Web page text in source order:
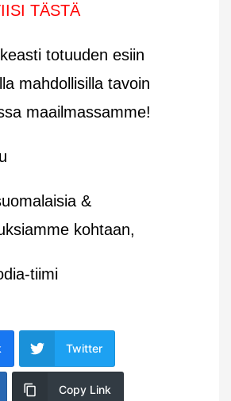
TÄSTÄ
totuuden esiin
mahdollisilla tavoin
maailmassamme!
&
kohtaan,
tiimi
Twitter
Copy Link